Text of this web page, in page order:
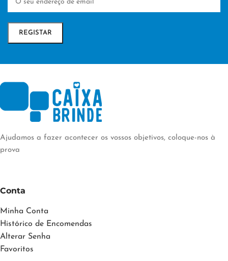
TAMPOGRAFIA
Ajudamos a fazer acontecer os vossos objetivos, coloque-nos à
prova
Conta
Minha Conta
Histórico de Encomendas
Alterar Senha
Favoritos